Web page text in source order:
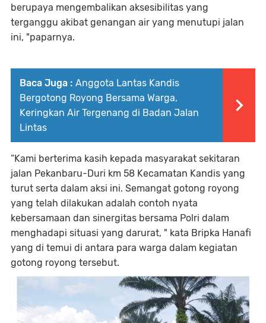
berupaya mengembalikan aksesibilitas yang
terganggu akibat genangan air yang menutupi jalan
ini, "paparnya.
Baca Juga : Anggota Lantas Kandis
Bergotong Royong Bersama Warga,
Keringkan Air Tergenang di Badan Jalan
Lintas
“Kami berterima kasih kepada masyarakat sekitaran
jalan Pekanbaru-Duri km 58 Kecamatan Kandis yang
turut serta dalam aksi ini. Semangat gotong royong
yang telah dilakukan adalah contoh nyata
kebersamaan dan sinergitas bersama Polri dalam
menghadapi situasi yang darurat, " kata Bripka Hanafi
yang di temui di antara para warga dalam kegiatan
gotong royong tersebut.